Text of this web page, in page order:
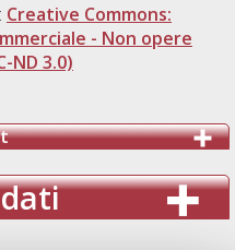
Creative Commons:
- Non opere
ND 3.0)